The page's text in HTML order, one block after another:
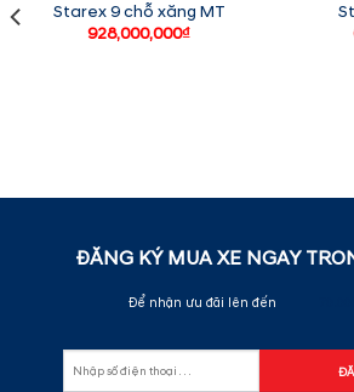
Starex 9 chỗ xăng MT
928,000,000₫
ĐĂNG KÝ MUA XE NGAY
Để nhận ưu đãi lên đến